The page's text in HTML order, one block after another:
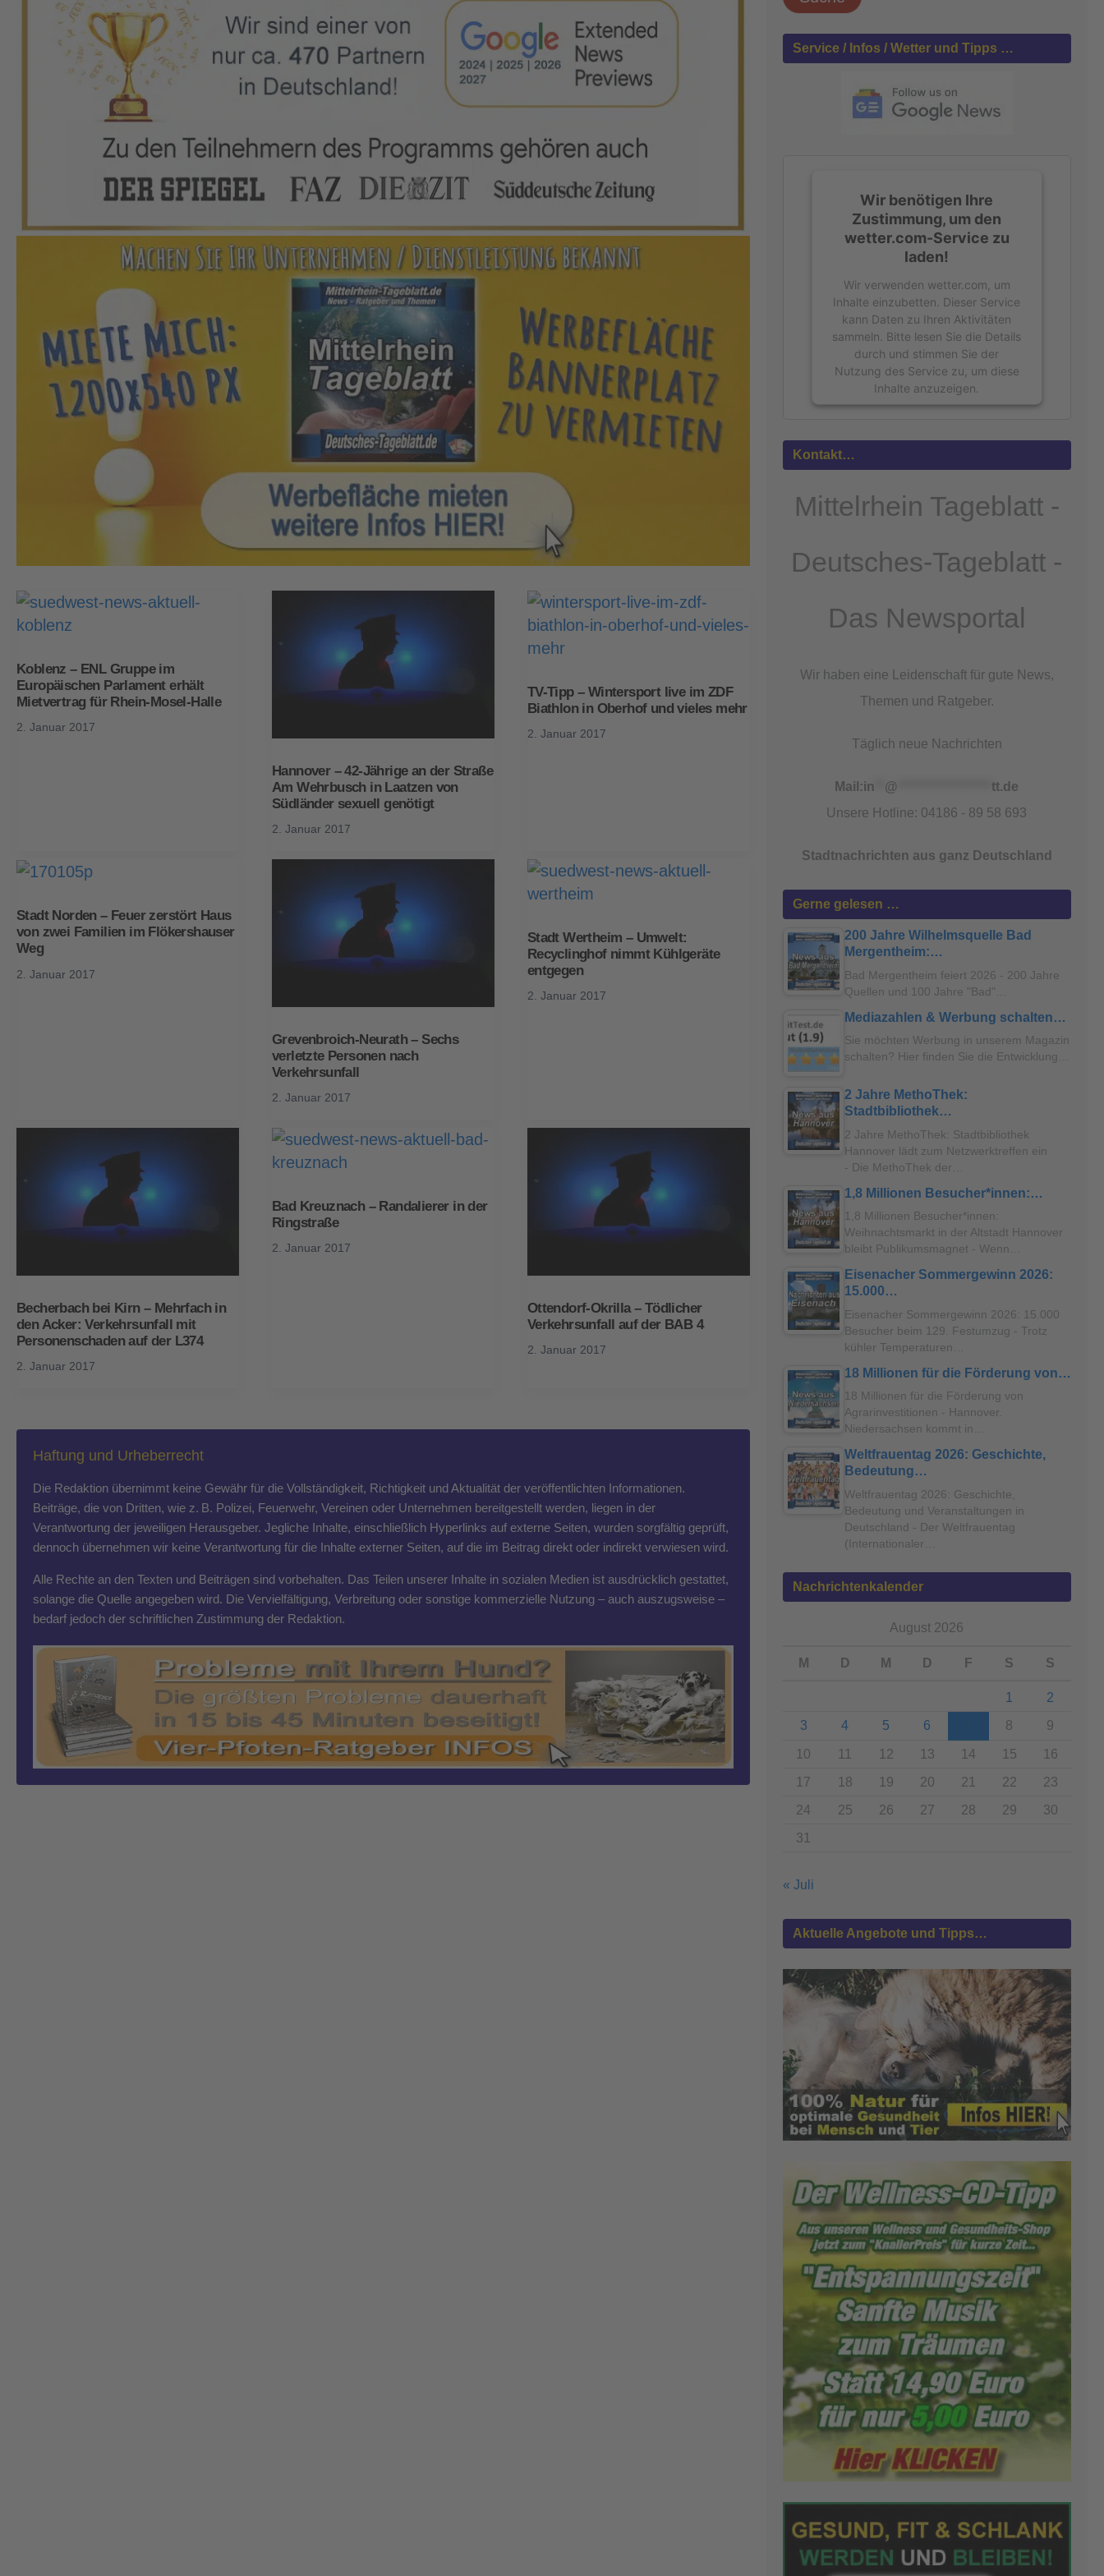
Koblenz – ENL Gruppe im
Europäischen Parlament erhält
Mietvertrag für Rhein-Mosel-Halle
2. Januar 2017
Hannover – 42-Jährige an der Straße
Am Wehrbusch in Laatzen von
Südländer sexuell genötigt
2. Januar 2017
TV-Tipp – Wintersport live im ZDF
Biathlon in Oberhof und vieles mehr
2. Januar 2017
Stadt Norden – Feuer zerstört Haus
von zwei Familien im Flökershauser
Weg
2. Januar 2017
Grevenbroich-Neurath – Sechs
verletzte Personen nach
Verkehrsunfall
2. Januar 2017
Stadt Wertheim – Umwelt:
Recyclinghof nimmt Kühlgeräte
entgegen
2. Januar 2017
Becherbach bei Kirn – Mehrfach in
den Acker: Verkehrsunfall mit
Personenschaden auf der L374
2. Januar 2017
Bad Kreuznach – Randalierer in der
Ringstraße
2. Januar 2017
Ottendorf-Okrilla – Tödlicher
Verkehrsunfall auf der BAB 4
2. Januar 2017
Haftung und Urheberrecht
Die Redaktion übernimmt keine Gewähr für die Vollständigkeit, Richtigkeit und Aktualität der veröffentlichten Informationen.
Beiträge, die von Dritten, wie z. B. Polizei, Feuerwehr, Vereinen oder Unternehmen bereitgestellt werden, liegen in der
Verantwortung der jeweiligen Herausgeber. Jegliche Inhalte, einschließlich Hyperlinks auf externe Seiten, wurden sorgfältig geprüft,
dennoch übernehmen wir keine Verantwortung für die Inhalte externer Seiten, auf die im Beitrag direkt oder indirekt verwiesen wird.
Alle Rechte an den Texten und Beiträgen sind vorbehalten. Das Teilen unserer Inhalte in sozialen Medien ist ausdrücklich gestattet,
solange die Quelle angegeben wird. Die Vervielfältigung, Verbreitung oder sonstige kommerzielle Nutzung – auch auszugsweise –
bedarf jedoch der schriftlichen Zustimmung der Redaktion.
h
n
Service / Infos / Wetter und Tipps …
Wir benötigen Ihre
Zustimmung, um den
wetter.com-Service zu
laden!
Wir verwenden wetter.com, um
Inhalte einzubetten. Dieser Service
kann Daten zu Ihren Aktivitäten
sammeln. Bitte lesen Sie die Details
durch und stimmen Sie der
Nutzung des Service zu, um diese
Inhalte anzuzeigen.
Informationen
Akzeptieren
powered byUsercentrics Consent
Management Platform&eRecht24
Kontakt…
Mittelrhein Tageblatt -
Deutsches-Tageblatt -
Das Newsportal
Wir haben eine Leidenschaft für gute News,
Themen und Ratgeber.
Täglich neue Nachrichten
Mail:in @ *******************tt.de
Unsere Hotline: 04186 - 89 58 693
Stadtnachrichten aus ganz Deutschland
Gerne gelesen …
200 Jahre Wilhelmsquelle Bad
Mergentheim:…
Bad Mergentheim feiert 2026 - 200 Jahre
Quellen und 100 Jahre "Bad"…
Mediazahlen & Werbung schalten…
Sie möchten Werbung in unserem Magazin
schalten? Hier finden Sie die Entwicklung…
2 Jahre MethoThek:
Stadtbibliothek…
2 Jahre MethoThek: Stadtbibliothek
Hannover lädt zum Netzwerktreffen ein
- Die MethoThek der…
1,8 Millionen Besucher*innen:…
1,8 Millionen Besucher*innen:
Weihnachtsmarkt in der Altstadt Hannover
bleibt Publikumsmagnet - Wenn…
Eisenacher Sommergewinn 2026:
15.000…
Eisenacher Sommergewinn 2026: 15.000
Besucher beim 129. Festumzug - Trotz
kühler Temperaturen…
18 Millionen für die Förderung von…
18 Millionen für die Förderung von
Agrarinvestitionen - Hannover.
Niedersachsen kommt in…
Weltfrauentag 2026: Geschichte,
Bedeutung…
Weltfrauentag 2026: Geschichte,
Bedeutung und Veranstaltungen in
Deutschland - Der Weltfrauentag
(Internationaler…
Nachrichtenkalender
August 2026
M D M D F S S
1
2
3
4 5 6 8 9
10 11 12 13 14 15
16
17
18 19 20 21 22
23
24
25 26 27 28 29
30
31
« Juli
Aktuelle Angebote und Tipps…